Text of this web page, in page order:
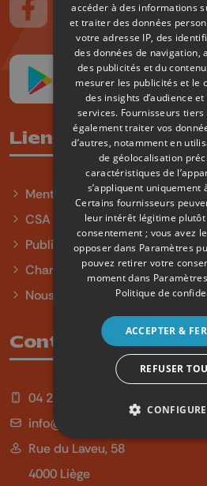
Suivez-nous sur FaceBook
Suivez-nous sur
Suivez-
Liens utiles
Mentions légales
CSA
Publicité
Charte sur l'égalité et la
Nous contacter
Contact
04 254 99 99
info@qu4tre.be
Rue du Laveu, 58
4000 Liège
accéder à des informations
et traiter des données
votre adresse IP, des
des données de navigation,
des publicités et du
mesurer les publicités et le
des insights d’audience
services. Fournisseurs tiers
également traiter vos
d’autres, notamment en
de géolocalisation
caractéristiques de
s’appliquent uniquement
Certains fournisseurs
leur intérêt légitime
consentement ; vous avez
opposer dans Paramètres
pouvez retirer votre
moment dans
Politique de
ACCEPTER &
REFUSER